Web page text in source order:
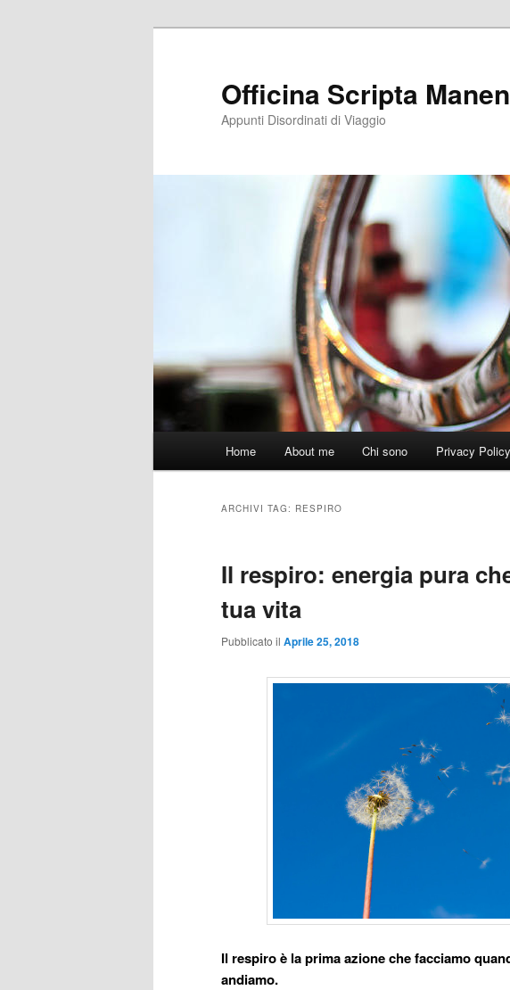
Officina Scripta
Appunti Disordinati di Viaggio
Home About me Chi sono Privacy Policy
ARCHIVI TAG: RESPIRO
Il respiro: energia pura
tua vita
Pubblicato il Aprile 25, 2018
Il respiro è la prima azione che facciamo
andiamo.